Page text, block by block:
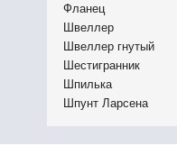
Фланец
Швеллер
Швеллер гнутый
Шестигранник
Шпилька
Шпунт Ларсена